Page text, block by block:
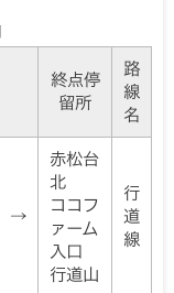
終点停
留所
路
線
名
→
赤松台
北
ココフ
ァーム
入口
行道山
行
道
線